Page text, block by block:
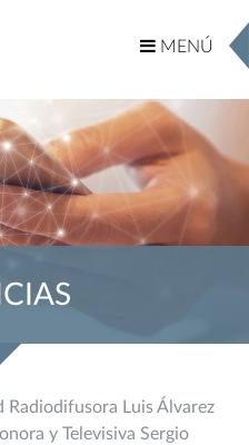
MENÚ
MENÚ
Radiodifusora Luis Álvarez
y Televisiva Sergio